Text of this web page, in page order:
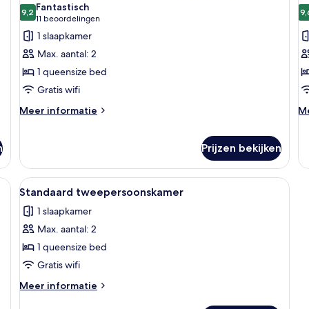
voor
Superior
tweepersoonskamer,
niet-
roken
laden
9,29,2 van 10
Fantastisch
11 beoordelingen
(11
beoordelingen)
1 slaapkamer
Max. aantal: 2
1 queensize bed
Gratis wifi
Meer informatie
Meer
tweepersoonskamer,
niet-
roken
Prijzen bekijken
klein krukje, een raam met uitzicht op een architectonisch gebouw, en
Alle
foto's
voor
Standaard
tweepersoonskamer
laden
Een hotelkamer met een bed, een
8
Standaard tweepersoonskamer
1 slaapkamer
Max. aantal: 2
1 queensize bed
Gratis wifi
Meer informatie
Meer